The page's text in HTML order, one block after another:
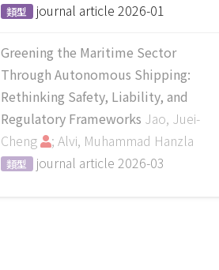
類型 journal article 2026-01
Greening the Maritime Sector
Through Autonomous Shipping:
Rethinking Safety, Liability, and
Regulatory Frameworks Jao, Juei-
Cheng
; Alvi, Muhammad Hanzla
類型 journal article 2026-03